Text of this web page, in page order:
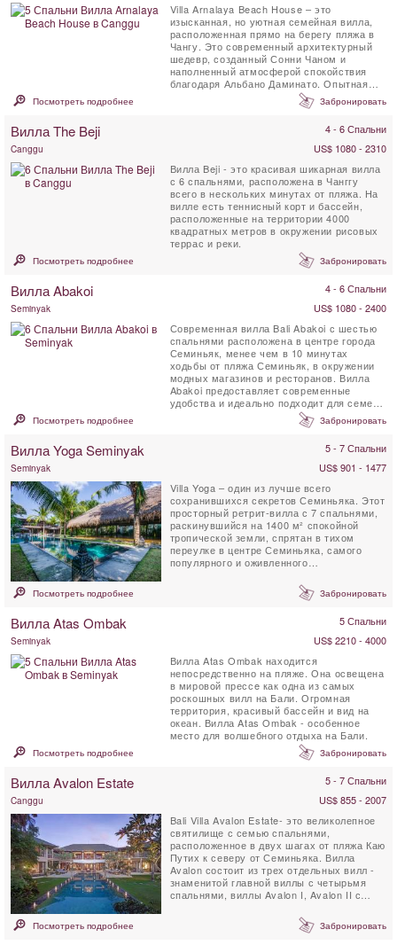
Villa Arnalaya Beach House – это
изысканная, но уютная семейная вилла,
расположенная прямо на берегу пляжа в
Чангу. Это современный архитектурный
шедевр, созданный Сонни Чаном и
наполненный атмосферой спокойствия
благодаря Альбано Даминато. Опытная
Посмотреть подробнее Забронировать
Вилла The Beji 4 - 6 Спальни
Canggu
US$ 1080 - 2310
Вилла Beji - это красивая шикарная вилла
с 6 спальнями, расположена в Чанггу
всего в нескольких минутах от пляжа. На
вилле есть теннисный корт и бассейн,
расположенные на территории 4000
квадратных метров в окружении рисовых
террас и реки.
Посмотреть подробнее Забронировать
Вилла Abakoi 4 - 6 Спальни
Seminyak
US$ 1080 - 2400
Современная вилла Bali Abakoi с шестью
спальнями расположена в центре города
Семиньяк, менее чем в 10 минутах
ходьбы от пляжа Семиньяк, в окружении
модных магазинов и ресторанов. Вилла
Abakoi предоставляет современные
удобства и идеально подходит для семей
Посмотреть подробнее Забронировать
Вилла Yoga Seminyak 5 - 7 Спальни
Seminyak
US$ 901 - 1477
Villa Yoga – один из лучше всего
сохранившихся секретов Семиньяка. Этот
просторный ретрит-вилла с 7 спальнями,
раскинувшийся на 1400 м² спокойной
тропической земли, спрятан в тихом
переулке в центре Семиньяка, самого
популярного и оживленного
Посмотреть подробнее Забронировать
Вилла Atas Ombak 5 Спальни
Seminyak
US$ 2210 - 4000
Вилла Atas Ombak находится
непосредственно на пляже. Она освещена
в мировoй прессe как одна из самых
роскошных вилл на Бали. Огромная
территория, красивый бассейн и вид на
океан. Вилла Atas Ombak - особенное
место для волшебного отдыха на Бали.
Посмотреть подробнее Забронировать
Вилла Avalon Estate 5 - 7 Спальни
Canggu
US$ 855 - 2007
Bali Villa Avalon Estate- это великолепное
святилище с семью спальнями,
расположенное в двух шагах от пляжа Каю
Путих к северу от Семиньяка. Вилла
Avalon состоит из трех отдельных вилл -
знаменитой главной виллы с четырьмя
спальнями, виллы Avalon I, Avalon II с
Посмотреть подробнее Забронировать